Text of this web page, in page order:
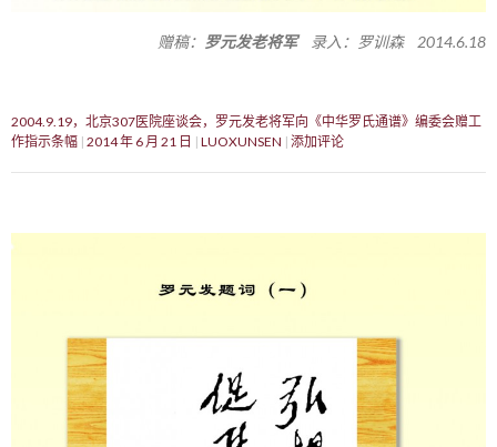
赠稿： 罗元发老将军录入：罗训森 2014.6.18
2004.9.19，北京307医院座谈会，罗元发老将军向《中华罗氏通谱》编委会赠工
作指示条幅 2014 年 6 月 21 日 LUOXUNSEN 添加评论